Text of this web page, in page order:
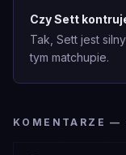
Czy Sett
Tak, Sett jest
tym matchupie.
KOMENTARZE —